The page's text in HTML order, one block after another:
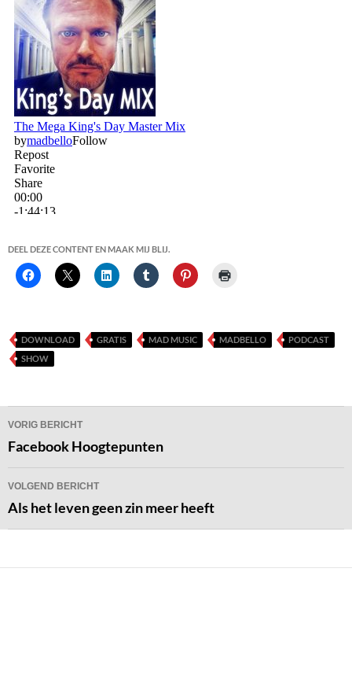
DEEL DEZE CONTENT EN MAAK MIJ BLIJ.
DOWNLOAD GRATIS MAD MUSIC MADBELLO
PODCAST
SHOW
Bericht
navigatie
VORIG BERICHT
Facebook Hoogtepunten
VOLGEND BERICHT
Als het leven geen zin meer heeft